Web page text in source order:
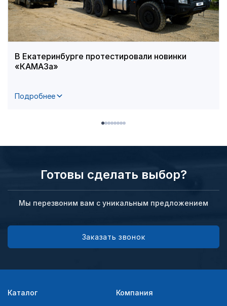
В Екатеринбурге протестировали новинки
«КАМАЗа»
Подробнее
Готовы сделать выбор?
Мы перезвоним вам с уникальным предложением
Заказать звонок
Каталог Компания